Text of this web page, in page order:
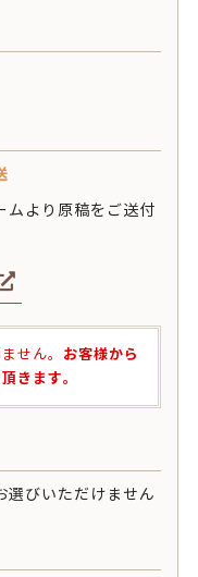
ムより原稿をご送付
せん。 お客様から
きます。
選びいただけません